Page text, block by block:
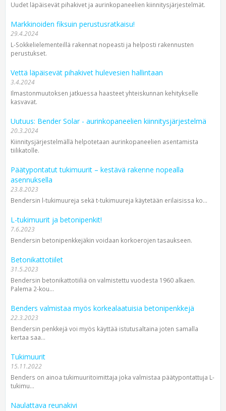
Uudet läpäisevät pihakivet ja aurinkopaneelien kiinnitysjärjestelmät.
Markkinoiden fiksuin perustusratkaisu!
29.4.2024
L-Sokkelielementeillä rakennat nopeasti ja helposti rakennusten
perustukset.
Vettä läpäisevät pihakivet hulevesien hallintaan
3.4.2024
Ilmastonmuutoksen jatkuessa haasteet yhteiskunnan kehitykselle
kasvavat.
Uutuus: Bender Solar - aurinkopaneelien kiinnitysjärjestelmä
20.3.2024
Kiinnitysjärjestelmällä helpotetaan aurinkopaneelien asentamista
tiilikatolle.
Päätypontatut tukimuurit – kestävä rakenne nopealla
asennuksella
23.8.2023
Bendersin l-tuki­muureja sekä t-tuki­muureja käytetään erilaisissa ko...
L-tukimuurit ja betonipenkit!
7.6.2023
Bendersin betonipenkkejäkin voidaan korkoerojen tasaukseen.
Betonikattotiilet
31.5.2023
Bendersin betonikattotiiliä on valmistettu vuodesta 1960 alkaen.
Palema 2-kou...
Benders valmistaa myös korkealaatuisia betonipenkkejä
22.3.2023
Bendersin penkkejä voi myös käyttää istutusaltaina joten samalla
kertaa saa...
Tukimuurit
15.11.2022
Benders on ainoa tukimuuritoimittaja joka valmistaa päätypontattuja L-
tukimu...
Naulattava reunakivi